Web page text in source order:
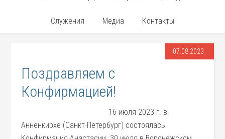
Служения Медиа Контакты
07.08.2023
Поздравляем с
Конфирмацией!
16 июля 2023 г. в
Анненкирхе (Санкт-Петербург) состоялась